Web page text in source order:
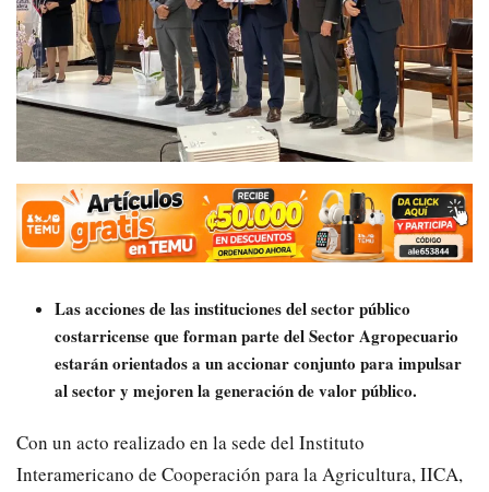
Las acciones de las instituciones del sector público
costarricense que forman parte del Sector Agropecuario
estarán orientados a un accionar conjunto para impulsar
al sector y mejoren la generación de valor público.
Con un acto realizado en la sede del Instituto
Interamericano de Cooperación para la Agricultura, IICA,